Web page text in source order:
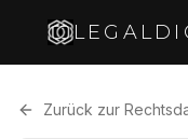
Zurück zur